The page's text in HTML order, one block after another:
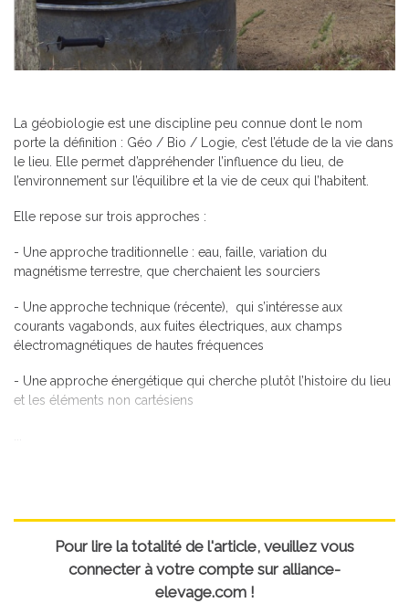
La géobiologie est une discipline peu connue dont le nom
porte la définition : Géo / Bio / Logie, c’est l’étude de la vie dans
le lieu. Elle permet d’appréhender l’influence du lieu, de
l’environnement sur l’équilibre et la vie de ceux qui l’habitent.
Elle repose sur trois approches :
- Une approche traditionnelle : eau, faille, variation du
magnétisme terrestre, que cherchaient les sourciers
- Une approche technique (récente), qui s’intéresse aux
courants vagabonds, aux fuites électriques, aux champs
électromagnétiques de hautes fréquences
- Une approche énergétique qui cherche plutôt l’histoire du lieu
et les éléments non cartésiens
...
Pour lire la totalité de l'article, veuillez vous
connecter à votre compte sur alliance-
elevage.com !